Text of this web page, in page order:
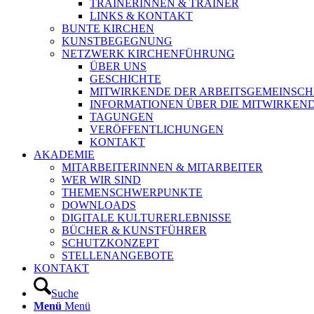
TRAINERINNEN & TRAINER
LINKS & KONTAKT
BUNTE KIRCHEN
KUNSTBEGEGNUNG
NETZWERK KIRCHENFÜHRUNG
ÜBER UNS
GESCHICHTE
MITWIRKENDE DER
INFORMATIONEN ÜBER DIE
TAGUNGEN
VERÖFFENTLICHUNGEN
KONTAKT
AKADEMIE
MITARBEITERINNEN & MITARBEITER
WER WIR SIND
THEMENSCHWERPUNKTE
DOWNLOADS
DIGITALE KULTURERLEBNISSE
BÜCHER & KUNSTFÜHRER
SCHUTZKONZEPT
STELLENANGEBOTE
KONTAKT
Suche
Menü Menü